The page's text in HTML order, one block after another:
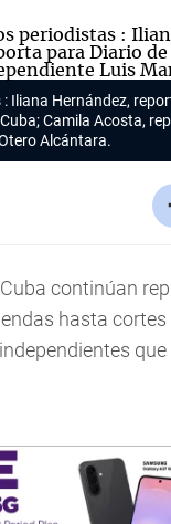
Iliana Hernández,
Camila Acosta,
Alcántara.
continúan
hasta cortes